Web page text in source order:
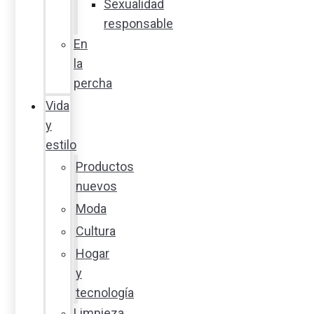
Sexualidad
responsable
En
la
percha
Vida
y
estilo
Productos
nuevos
Moda
Cultura
Hogar
y
tecnología